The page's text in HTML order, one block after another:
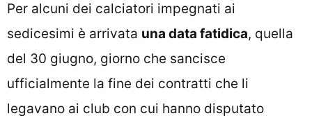
Per alcuni dei calciatori impegnati ai
sedicesimi è arrivata una data fatidica, quella
del 30 giugno, giorno che sancisce
ufficialmente la fine dei contratti che li
legavano ai club con cui hanno disputato